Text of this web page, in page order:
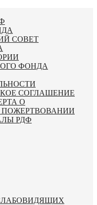
СОВЕТ
ФОНДА
СОГЛАШЕНИЕ
О
РДФ